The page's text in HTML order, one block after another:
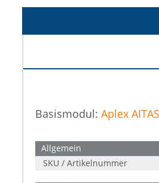
Basismodul: Aplex
Allgemein
SKU / Artikelnummer